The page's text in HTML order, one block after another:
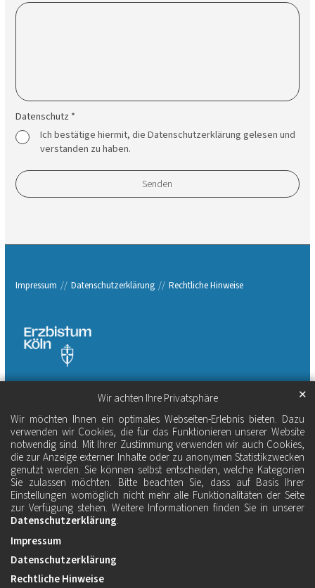
Wir achten Ihre Privatsphäre
Wir möchten Ihnen ein optimales Webseiten-Erlebnis bieten. Dazu
verwenden wir Cookies, die für das Funktionieren unserer Website
notwendig sind. Mit Ihrer Zustimmung verwenden wir auch Cookies,
die zur Anzeige externer Inhalte oder zu anonymen Statistikzwecken
genutzt werden. Sie können selbst entscheiden, welche Kategorien
Sie zulassen möchten. Bitte beachten Sie, dass auf Basis Ihrer
Einstellungen womöglich nicht mehr alle Funktionalitäten der Seite
zur Verfügung stehen. Weitere Informationen finden Sie in unserer
Datenschutzerklärung.
✕
Impressum
Datenschutzerklärung
Rechtliche Hinweise
Datenschutz *
Ich bestätige hiermit, die Datenschutzerklärung gelesen und
verstanden zu haben.
Impressum Datenschutzerklärung Rechtliche Hinweise